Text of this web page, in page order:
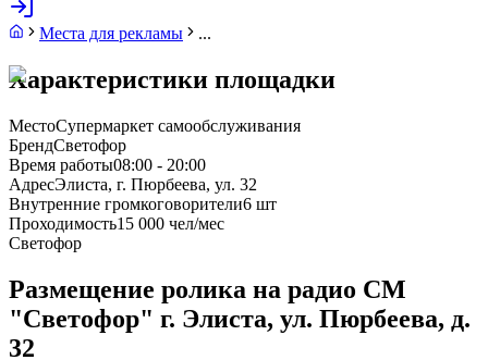
Места для рекламы ...
Характеристики площадки
МестоСупермаркет самообслуживания
БрендСветофор
Время работы08:00 - 20:00
АдресЭлиста, г. Пюрбеева, ул. 32
Внутренние громкоговорители6 шт
Проходимость15 000 чел/мес
Светофор
Размещение ролика на радио СМ
"Светофор" г. Элиста, ул. Пюрбеева, д.
32